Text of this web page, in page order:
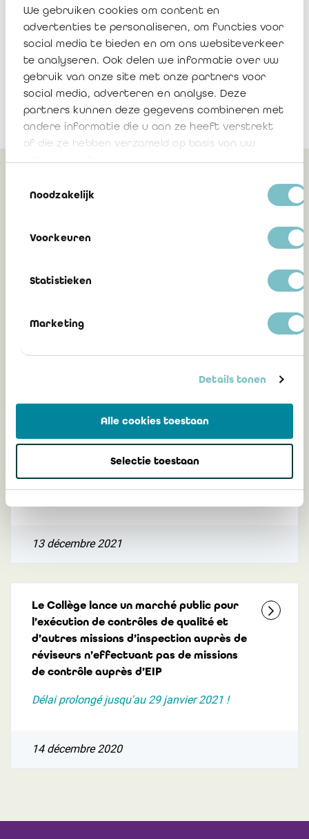
We gebruiken cookies om content en
advertenties te personaliseren, om functies voor
social media te bieden en om ons websiteverkeer
te analyseren. Ook delen we informatie over uw
gebruik van onze site met onze partners voor
social media, adverteren en analyse. Deze
partners kunnen deze gegevens combineren met
andere informatie die u aan ze heeft verstrekt
of die ze hebben verzameld op basis van uw
Noodzakelijk
Voorkeuren
Statistieken
Marketing
Details tonen
Alle cookies toestaan
Selectie toestaan
Télécharger
Peut également vous
d'entreprises lance deux nouveaux
12 novembre 2024
Le Collège lance un marché public pour
l'exécution de contrôles de qualité
effectuant des missions de contrôle
13 décembre 2021
Le Collège lance un marché public pour
l’exécution de contrôles de qualité et
d’autres missions d’inspection auprès de
réviseurs n’effectuant pas de missions
de contrôle auprès d’EIP
Délai prolongé jusqu'au 29 janvier 2021 !
14 décembre 2020